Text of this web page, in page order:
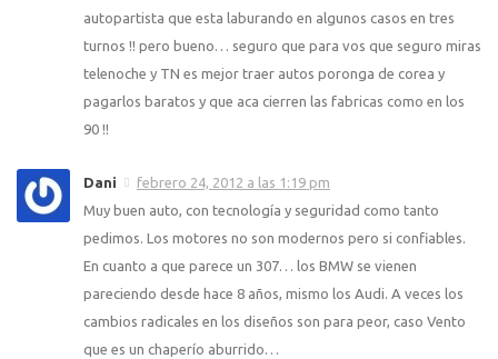
autopartista que esta laburando en algunos casos en tres
turnos !! pero bueno… seguro que para vos que seguro miras
telenoche y TN es mejor traer autos poronga de corea y
pagarlos baratos y que aca cierren las fabricas como en los
90 !!
Dani
febrero 24, 2012 a las 1:19 pm
Muy buen auto, con tecnología y seguridad como tanto
pedimos. Los motores no son modernos pero si confiables.
En cuanto a que parece un 307… los BMW se vienen
pareciendo desde hace 8 años, mismo los Audi. A veces los
cambios radicales en los diseños son para peor, caso Vento
que es un chaperío aburrido…